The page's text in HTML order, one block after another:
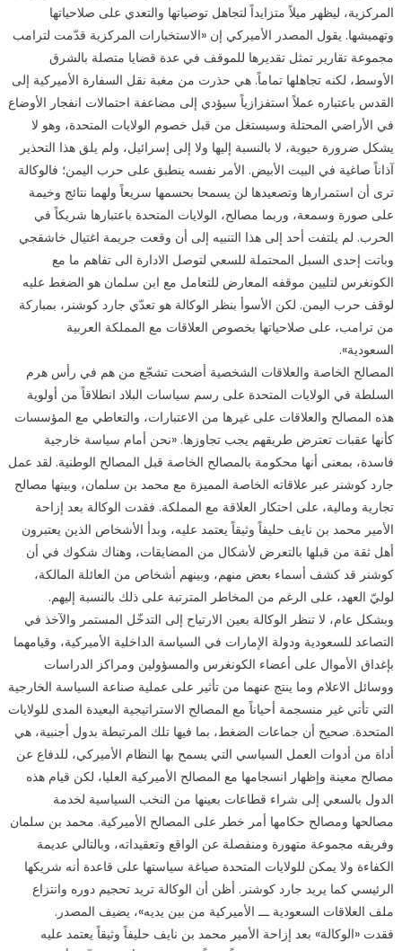
المركزية، ليظهر ميلاً متزايداً لتجاهل توصياتها والتعدي على صلاحياتها
وتهميشها. يقول المصدر الأميركي إن «الاستخبارات المركزية قدّمت لترامب
مجموعة تقارير تمثل تقديرها للموقف في عدة قضايا متصلة بالشرق
الأوسط، لكنه تجاهلها تماماً. هي حذرت من مغبة نقل السفارة الأميركية إلى
القدس باعتباره عملاً استفزازياً سيؤدي إلى مضاعفة احتمالات انفجار الأوضاع
في الأراضي المحتلة وسيستغل من قبل خصوم الولايات المتحدة، وهو لا
يشكل ضرورة حيوية، لا بالنسبة إليها ولا إلى إسرائيل، ولم يلق هذا التحذير
آذاناً صاغية في البيت الأبيض. الأمر نفسه ينطبق على حرب اليمن؛ فالوكالة
ترى أن استمرارها وتصعيدها لن يسمحا بحسمها سريعاً ولهما نتائج وخيمة
على صورة وسمعة، وربما مصالح، الولايات المتحدة باعتبارها شريكاً في
الحرب. لم يلتفت أحد إلى هذا التنبيه إلى أن وقعت جريمة اغتيال خاشقجي
وباتت إحدى السبل المحتملة للسعي لتوصل الادارة الى تفاهم ما مع
الكونغرس لتليين موقفه المعارض للتعامل مع ابن سلمان هو الضغط عليه
لوقف حرب اليمن. لكن الأسوأ بنظر الوكالة هو تعدّي جارد كوشنر، بمباركة
من ترامب، على صلاحياتها بخصوص العلاقات مع المملكة العربية
السعودية».
المصالح الخاصة والعلاقات الشخصية أضحت تشجّع من هم في رأس هرم
السلطة في الولايات المتحدة على رسم سياسات البلاد انطلاقاً من أولوية
هذه المصالح والعلاقات على غيرها من الاعتبارات، والتعاطي مع المؤسسات
كأنها عقبات تعترض طريقهم يجب تجاوزها. «نحن أمام سياسة خارجية
فاسدة، بمعنى أنها محكومة بالمصالح الخاصة قبل المصالح الوطنية. لقد عمل
جارد كوشنر عبر علاقاته الخاصة المميزة مع محمد بن سلمان، وبينها مصالح
تجارية ومالية، على احتكار العلاقة مع المملكة. فقدت الوكالة بعد إزاحة
الأمير محمد بن نايف حليفاً وثيقاً يعتمد عليه، وبدأ الأشخاص الذين يعتبرون
أهل ثقة من قبلها بالتعرض لأشكال من المضايقات، وهناك شكوك في أن
كوشنر قد كشف أسماء بعض منهم، وبينهم أشخاص من العائلة المالكة،
لوليّ العهد، على الرغم من المخاطر المترتبة على ذلك بالنسبة إليهم.
وبشكل عام، لا تنظر الوكالة بعين الارتياح إلى التدخّل المستمر والآخذ في
التصاعد للسعودية ودولة الإمارات في السياسة الداخلية الأميركية، وقيامهما
بإغداق الأموال على أعضاء الكونغرس والمسؤولين ومراكز الدراسات
ووسائل الاعلام وما ينتج عنهما من تأثير على عملية صناعة السياسة الخارجية
التي تأتي غير منسجمة أحياناً مع المصالح الاستراتيجية البعيدة المدى للولايات
المتحدة. صحيح أن جماعات الضغط، بما فيها تلك المرتبطة بدول أجنبية، هي
أداة من أدوات العمل السياسي التي يسمح بها النظام الأميركي، للدفاع عن
مصالح معينة وإظهار انسجامها مع المصالح الأميركية العليا، لكن قيام هذه
الدول بالسعي إلى شراء قطاعات بعينها من النخب السياسية لخدمة
مصالحها ومصالح حكامها أمر خطر على المصالح الأميركية. محمد بن سلمان
وفريقه مجموعة متهورة ومنفصلة عن الواقع وتعقيداته، وبالتالي عديمة
الكفاءة ولا يمكن للولايات المتحدة صياغة سياستها على قاعدة أنه شريكها
الرئيسي كما يريد جارد كوشنر. أظن أن الوكالة تريد تحجيم دوره وانتزاع
ملف العلاقات السعودية ـــ الأميركية من بين يديه»، يضيف المصدر.
فقدت «الوكالة» بعد إزاحة الأمير محمد بن نايف حليفاً وثيقاً يعتمد عليه